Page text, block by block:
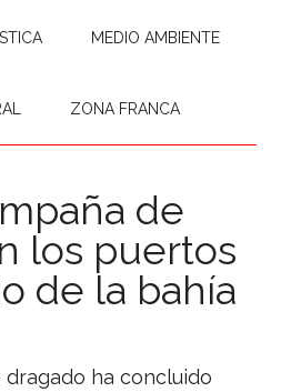
MEDIO AMBIENTE
ZONA FRANCA
de
los puertos
de la bahía
ha concluido